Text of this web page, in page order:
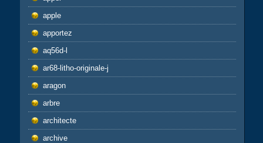
apple
apportez
aq56d-l
ar68-litho-originale-j
aragon
arbre
architecte
archive